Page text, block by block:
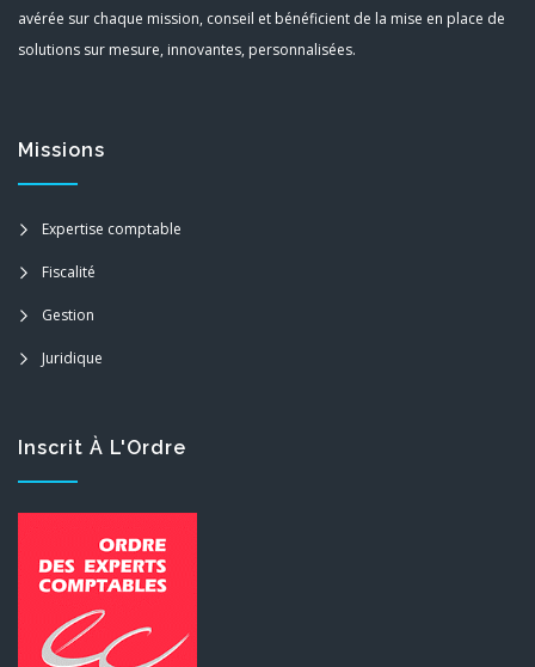
avérée sur chaque mission, conseil et bénéficient de la mise en place de
solutions sur mesure, innovantes, personnalisées.
Missions
Expertise comptable
Fiscalité
Gestion
Juridique
Inscrit À L'Ordre